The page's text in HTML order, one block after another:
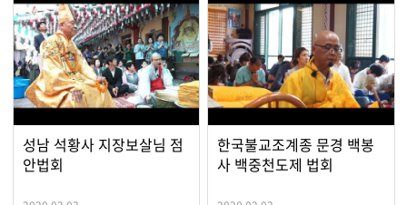
성남 석황사 지장보살님 점
안법회
한국불교조계종 문경 백봉
사 백중천도제 법회